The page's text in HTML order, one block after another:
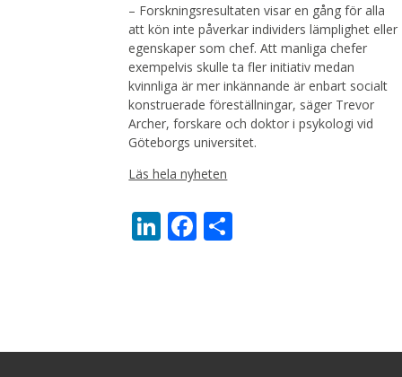
– Forskningsresultaten visar en gång för alla
att kön inte påverkar individers lämplighet eller
egenskaper som chef. Att manliga chefer
exempelvis skulle ta fler initiativ medan
kvinnliga är mer inkännande är enbart socialt
konstruerade föreställningar, säger Trevor
Archer, forskare och doktor i psykologi vid
Göteborgs universitet.
Läs hela nyheten
LinkedIn
Facebook